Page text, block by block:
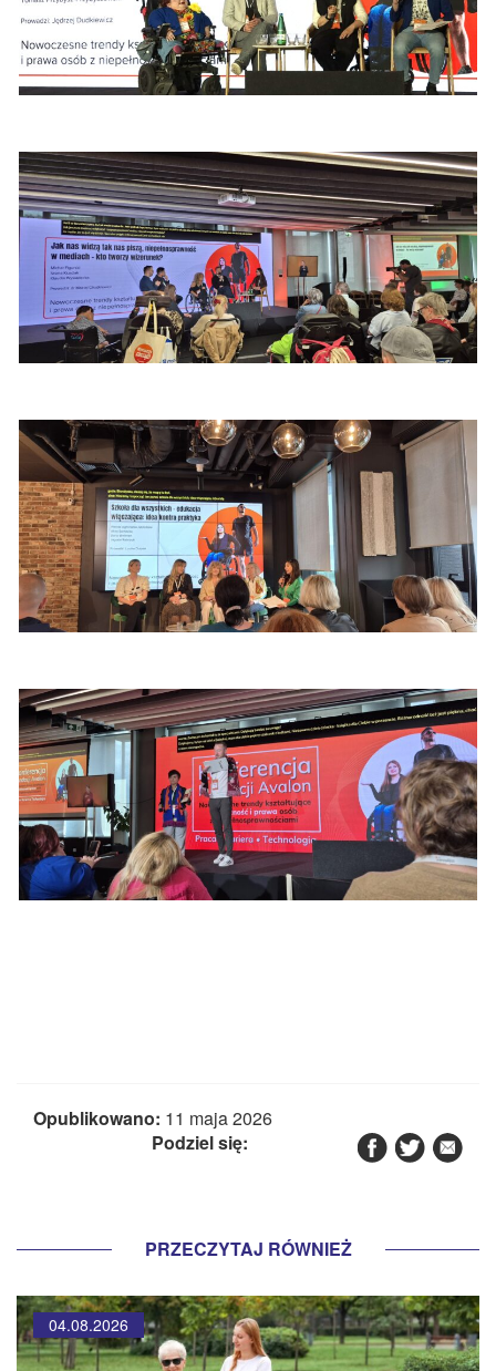
Opublikowano: 11 maja 2026
Podziel się:
PRZECZYTAJ RÓWNIEŻ
04.08.2026